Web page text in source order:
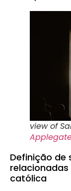
view of
Definição de
católica